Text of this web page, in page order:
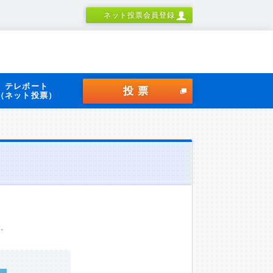
ネット投票会員登録
テレボート
（ネット投票）
投票